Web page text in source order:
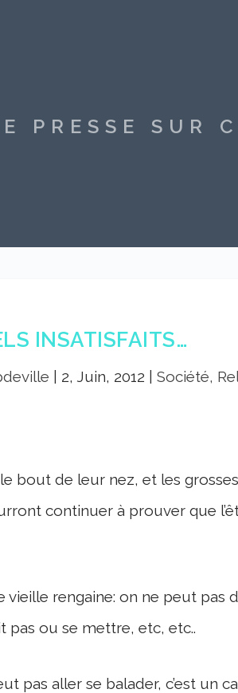
PRESSE SUR
INSATISFAITS…
2, Juin, 2012 |Société,
bout de leur nez, et les
continuer à prouver que
vieille rengaine: on ne peut pas
pas ou se mettre, etc, etc..
pas aller se balader, c’est un